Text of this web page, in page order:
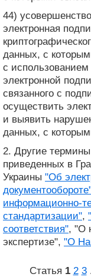
44)
электронная
данных, с
с использованием
электронной
связанного с
осуществить
и выявить
данных, с
2. Другие
приведенных в
Украины "Об
информационно-
стандартизации",
соответствия", "О
экспертизе", "О
Статья 1 2 3